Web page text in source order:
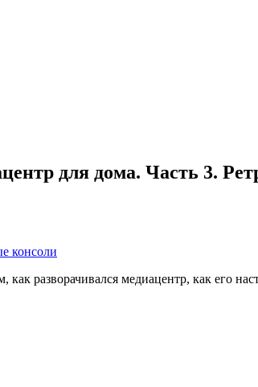
для дома. Часть 3.
консоли
разворачивался медиацентр, как его